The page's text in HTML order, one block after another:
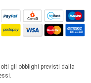
gli obblighi previsti dalla